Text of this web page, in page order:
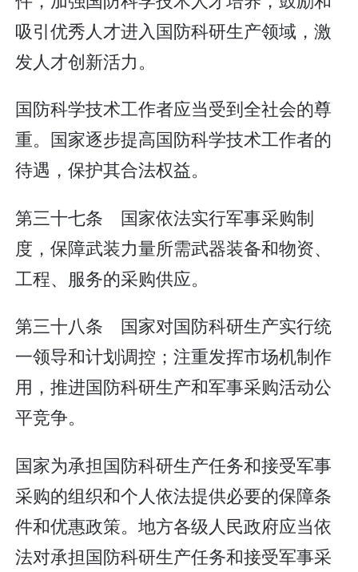
吸引优秀人才进入国防科研生产领域，激
发人才创新活力。
国防科学技术工作者应当受到全社会的尊
重。国家逐步提高国防科学技术工作者的
待遇，保护其合法权益。
第三十七条 国家依法实行军事采购制
度，保障武装力量所需武器装备和物资、
工程、服务的采购供应。
第三十八条 国家对国防科研生产实行统
一领导和计划调控；注重发挥市场机制作
用，推进国防科研生产和军事采购活动公
平竞争。
国家为承担国防科研生产任务和接受军事
采购的组织和个人依法提供必要的保障条
件和优惠政策。地方各级人民政府应当依
法对承担国防科研生产任务和接受军事采